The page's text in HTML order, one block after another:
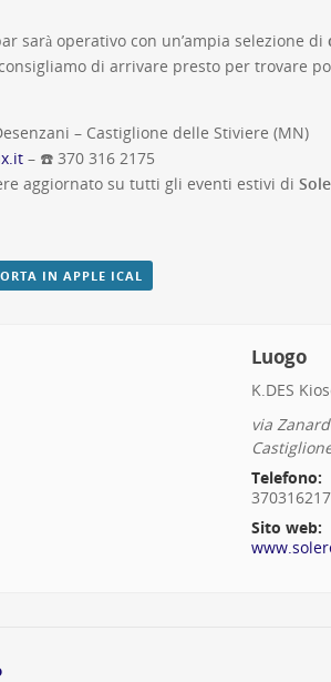
sarà operativo con un’ampia selezione di
di arrivare presto per trovare
– Castiglione delle Stiviere (MN)
– ☎️ 370 316 2175
aggiornato su tutti gli eventi estivi di
IN APPLE ICAL
Luogo
K.DES
via
Telefono:
Sito web: